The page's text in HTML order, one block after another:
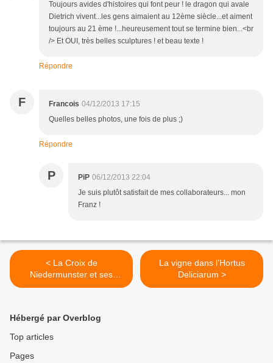
Toujours avides d'histoires qui font peur ! le dragon qui avale
Dietrich vivent...les gens aimaient au 12ème siècle...et aiment
toujours au 21 ème !...heureusement tout se termine bien...<br
/> Et OUI, très belles sculptures ! et beau texte !
Répondre
F Francois 04/12/2013 17:15
Quelles belles photos, une fois de plus ;)
Répondre
P PiP 06/12/2013 22:04
Je suis plutôt satisfait de mes collaborateurs... mon
Franz !
< La Croix de
Niedermunster et ses
reliques
La vigne dans l’Hortus
Deliciarum >
Hébergé par Overblog
Top articles
Pages